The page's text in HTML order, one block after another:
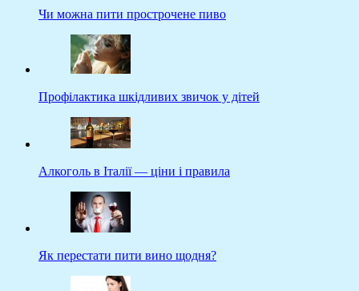
Чи можна пити прострочене пиво
Профілактика шкідливих звичок у дітей
Алкоголь в Італії — ціни і правила
Як перестати пити вино щодня?